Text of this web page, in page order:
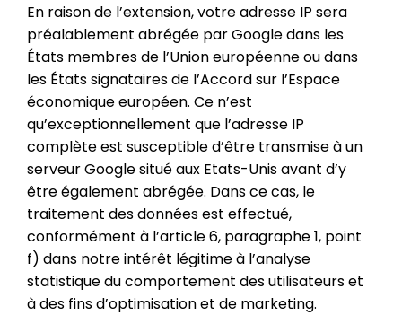
En raison de l’extension, votre adresse IP sera
préalablement abrégée par Google dans les
États membres de l’Union européenne ou dans
les États signataires de l’Accord sur l’Espace
économique européen. Ce n’est
qu’exceptionnellement que l’adresse IP
complète est susceptible d’être transmise à un
serveur Google situé aux Etats-Unis avant d’y
être également abrégée. Dans ce cas, le
traitement des données est effectué,
conformément à l’article 6, paragraphe 1, point
f) dans notre intérêt légitime à l’analyse
statistique du comportement des utilisateurs et
à des fins d’optimisation et de marketing.